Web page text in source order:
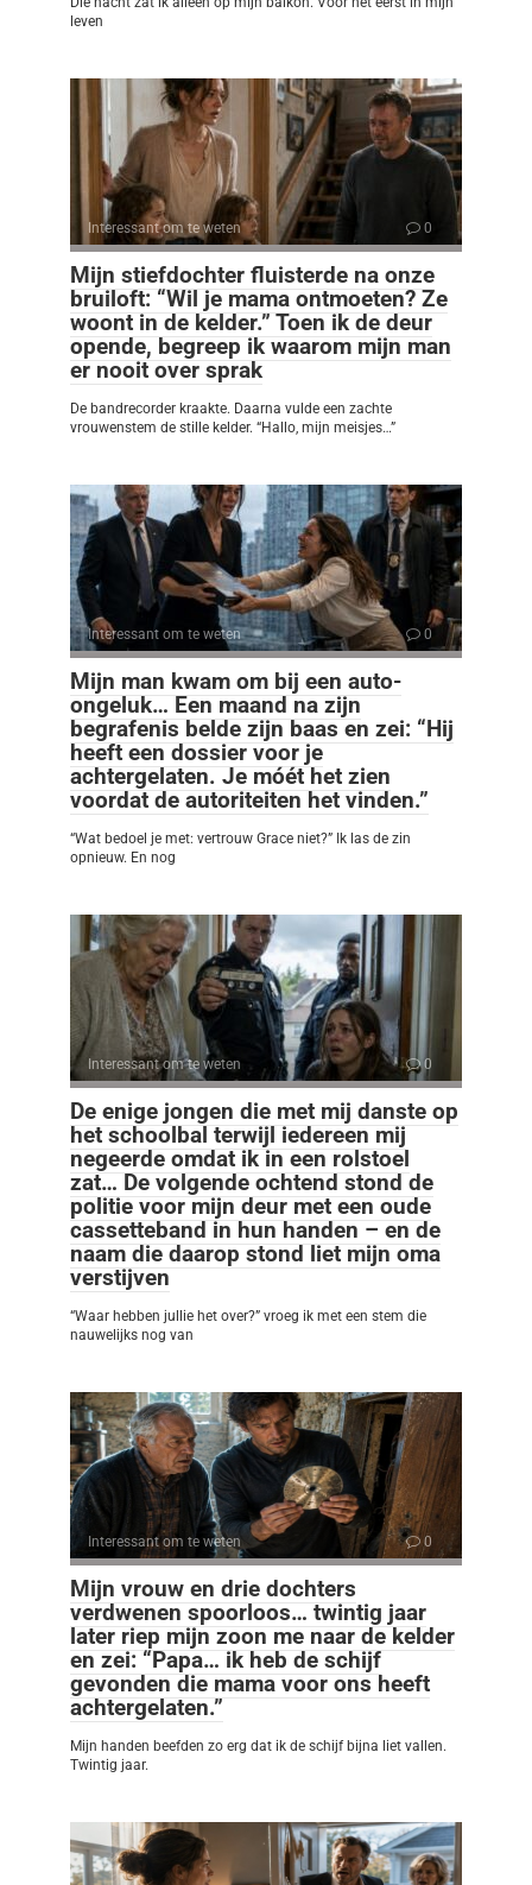
leven
Interessant om te weten 0
Mijn stiefdochter fluisterde na onze
bruiloft: “Wil je mama ontmoeten? Ze
woont in de kelder.” Toen ik de deur
opende, begreep ik waarom mijn man
er nooit over sprak
De bandrecorder kraakte. Daarna vulde een zachte
vrouwenstem de stille kelder. “Hallo, mijn meisjes…”
Interessant om te weten 0
Mijn man kwam om bij een auto-
ongeluk… Een maand na zijn
begrafenis belde zijn baas en zei: “Hij
heeft een dossier voor je
achtergelaten. Je móét het zien
voordat de autoriteiten het vinden.”
“Wat bedoel je met: vertrouw Grace niet?” Ik las de zin
opnieuw. En nog
Interessant om te weten 0
De enige jongen die met mij danste op
het schoolbal terwijl iedereen mij
negeerde omdat ik in een rolstoel
zat… De volgende ochtend stond de
politie voor mijn deur met een oude
cassetteband in hun handen – en de
naam die daarop stond liet mijn oma
verstijven
“Waar hebben jullie het over?” vroeg ik met een stem die
nauwelijks nog van
Interessant om te weten 0
Mijn vrouw en drie dochters
verdwenen spoorloos… twintig jaar
later riep mijn zoon me naar de kelder
en zei: “Papa… ik heb de schijf
gevonden die mama voor ons heeft
achtergelaten.”
Mijn handen beefden zo erg dat ik de schijf bijna liet vallen.
Twintig jaar.